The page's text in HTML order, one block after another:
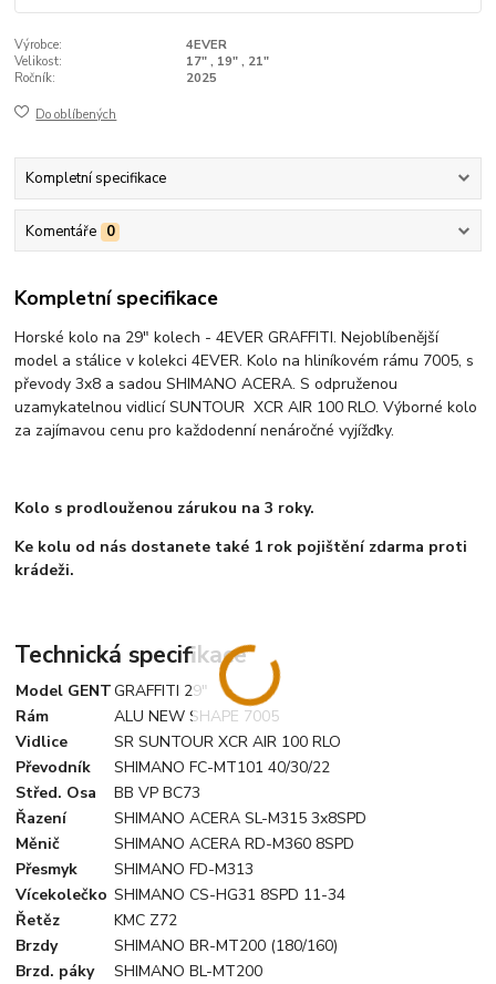
Výrobce:
4EVER
Velikost:
17" , 19" , 21"
Ročník:
2025
Do oblíbených
Kompletní specifikace
Komentáře 0
Kompletní specifikace
Horské kolo na 29" kolech - 4EVER GRAFFITI. Nejoblíbenější
model a stálice v kolekci 4EVER. Kolo na hliníkovém rámu 7005, s
převody 3x8 a sadou SHIMANO ACERA. S odpruženou
uzamykatelnou vidlicí SUNTOUR XCR AIR 100 RLO. Výborné kolo
za zajímavou cenu pro každodenní nenáročné vyjížďky.
Kolo s prodlouženou zárukou na 3 roky.
Ke kolu od nás dostanete také 1 rok pojištění zdarma proti
krádeži.
Technická specifikace
Model GENTGRAFFITI 29"
Rám
ALU NEW SHAPE 7005
Vidlice
SR SUNTOUR XCR AIR 100 RLO
Převodník
SHIMANO FC-MT101 40/30/22
Střed. Osa
BB VP BC73
Řazení
SHIMANO ACERA SL-M315 3x8SPD
Měnič
SHIMANO ACERA RD-M360 8SPD
Přesmyk
SHIMANO FD-M313
Vícekolečko SHIMANO CS-HG31 8SPD 11-34
Řetěz
KMC Z72
Brzdy
SHIMANO BR-MT200 (180/160)
Brzd. páky
SHIMANO BL-MT200